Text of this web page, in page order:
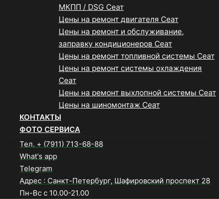
МКПП / DSG Сеат
Цены на ремонт двигателя Сеат
Цены на ремонт и обслуживание,
заправку кондиционеров Сеат
Цены на ремонт топливной системы Сеат
Цены на ремонт системы охлаждения
Сеат
Цены на ремонт выхлопной системы Сеат
Цены на шиномонтаж Сеат
КОНТАКТЫ
ФОТО СЕРВИСА
Тел. + (7911) 713-68-88
What's app
Telegram
Адрес : Санкт-Петербург, Шафировский проспект 28
Пн-Вс с 10.00-21.00